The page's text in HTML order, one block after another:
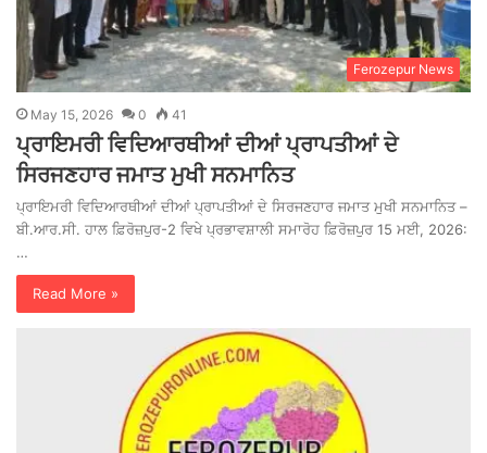
Ferozepur News
May 15, 2026 0 41
ਪ੍ਰਾਇਮਰੀ ਵਿਦਿਆਰਥੀਆਂ ਦੀਆਂ ਪ੍ਰਾਪਤੀਆਂ ਦੇ
ਸਿਰਜਣਹਾਰ ਜਮਾਤ ਮੁਖੀ ਸਨਮਾਨਿਤ
ਪ੍ਰਾਇਮਰੀ ਵਿਦਿਆਰਥੀਆਂ ਦੀਆਂ ਪ੍ਰਾਪਤੀਆਂ ਦੇ ਸਿਰਜਣਹਾਰ ਜਮਾਤ ਮੁਖੀ ਸਨਮਾਨਿਤ –
ਬੀ.ਆਰ.ਸੀ. ਹਾਲ ਫ਼ਿਰੋਜ਼ਪੁਰ-2 ਵਿਖੇ ਪ੍ਰਭਾਵਸ਼ਾਲੀ ਸਮਾਰੋਹ ਫ਼ਿਰੋਜ਼ਪੁਰ 15 ਮਈ, 2026:
…
Read More »